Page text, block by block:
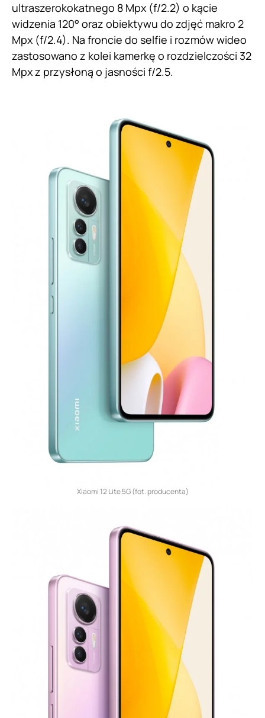
ultraszerokokatnego 8 Mpx (f/2.2) o kącie
widzenia 120° oraz obiektywu do zdjęć makro 2
Mpx (f/2.4). Na froncie do selfie i rozmów wideo
zastosowano z kolei kamerkę o rozdzielczości 32
Mpx z przysłoną o jasności f/2.5.
Xiaomi 12 Lite 5G (fot. producenta)